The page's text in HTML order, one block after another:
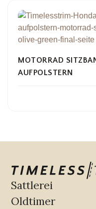
MOTORRAD
AUFPOLSTERN
Sattlerei
Oldtimer